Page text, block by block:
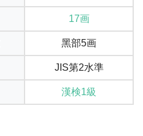
17画
黑部5画
JIS第2水準
漢検1級